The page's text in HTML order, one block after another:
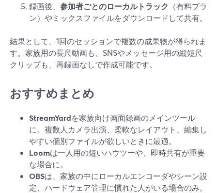
録画後、 参加者ごとのローカルトラック （有料プラ
ン）やミックスファイルをダウンロードして共有。
結果として、1回のセッションで複数の成果物が得られま
す。家族用の長尺動画も、SNSやメッセージ用の縦短尺
クリップも、再録画なしで作成可能です。
おすすめまとめ
StreamYardを家族向け画面録画のメインツール
に。複数人カメラ出演、柔軟なレイアウト、編集し
やすい個別ファイルが欲しいときに最適。
Loomは一人用の短いハウツーや、即時共有が重要
な場合に。
OBSは、家族の中にローカルエンコーダやシーン設
定、ハードウェア管理に慣れた人がいる場合のみ。